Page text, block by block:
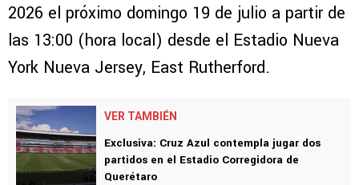
2026 el próximo domingo 19 de julio a partir de
las 13:00 (hora local) desde el Estadio Nueva
York Nueva Jersey, East Rutherford.
VER TAMBIÉN
Exclusiva: Cruz Azul contempla jugar dos
partidos en el Estadio Corregidora de
Querétaro